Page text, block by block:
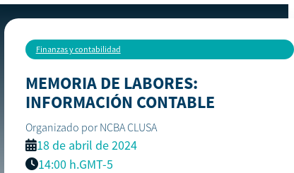
Finanzas y contabilidad
MEMORIA DE LABORES:
INFORMACIÓN CONTABLE
Organizado por NCBA CLUSA
18 de abril de 2024
14:00 h.GMT-5